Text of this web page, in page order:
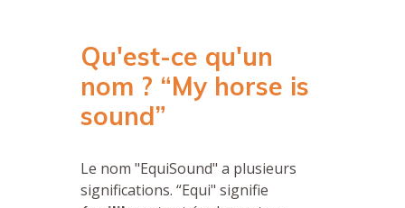
Qu'est-ce qu'un
nom ? “My horse is
sound”
Le nom "EquiSound" a plusieurs
significations. “Equi" signifie